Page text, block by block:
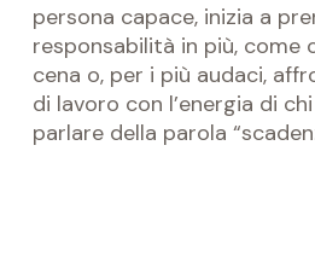
persona capace, inizia a
responsabilità in più, come
cena o, per i più audaci,
di lavoro con l’energia di
parlare della parola